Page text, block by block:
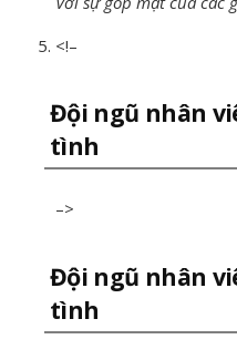
<!–
Đội ngũ nhân
tình
–>
Đội ngũ nhân
tình